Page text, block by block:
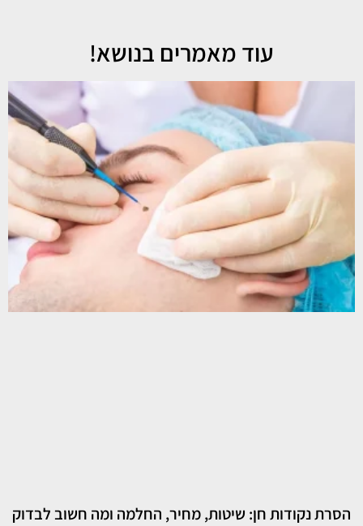
עוד מאמרים בנושא!
הסרת נקודות חן: שיטות, מחיר, החלמה ומה חשוב לבדוק